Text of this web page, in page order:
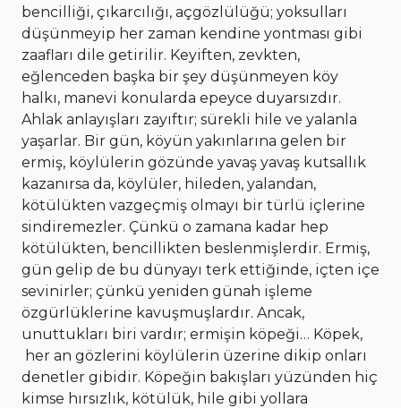
bencilliği, çıkarcılığı, açgözlülüğü; yoksulları
düşünmeyip her zaman kendine yontması gibi
zaafları dile getirilir. Keyiften, zevkten,
eğlenceden başka bir şey düşünmeyen köy
halkı, manevi konularda epeyce duyarsızdır.
Ahlak anlayışları zayıftır; sürekli hile ve yalanla
yaşarlar. Bir gün, köyün yakınlarına gelen bir
ermiş, köylülerin gözünde yavaş yavaş kutsallık
kazanırsa da, köylüler, hileden, yalandan,
kötülükten vazgeçmiş olmayı bir türlü içlerine
sindiremezler. Çünkü o zamana kadar hep
kötülükten, bencillikten beslenmişlerdir. Ermiş,
gün gelip de bu dünyayı terk ettiğinde, içten içe
sevinirler; çünkü yeniden günah işleme
özgürlüklerine kavuşmuşlardır. Ancak,
unuttukları biri vardır; ermişin köpeği… Köpek,
her an gözlerini köylülerin üzerine dikip onları
denetler gibidir. Köpeğin bakışları yüzünden hiç
kimse hırsızlık, kötülük, hile gibi yollara